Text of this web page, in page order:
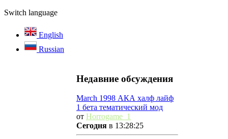
Switch language
English
Russian
Недавние обсуждения
March 1998 АКА халф лайф
1 бета тематический мод
от Horrogame_1
Сегодня в 13:28:25